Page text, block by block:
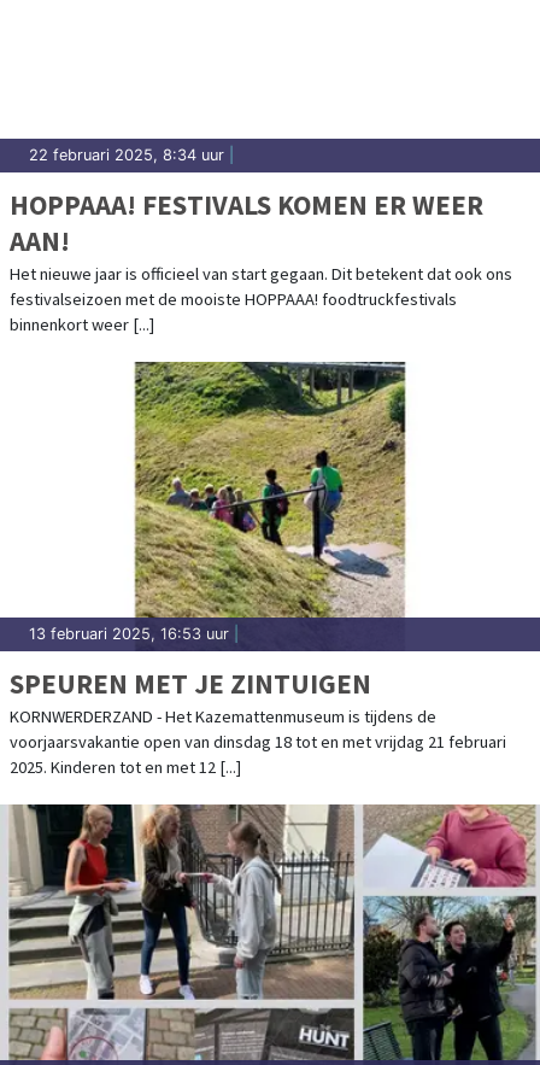
22 februari 2025, 8:34 uur
HOPPAAA! FESTIVALS KOMEN ER WEER
AAN!
Het nieuwe jaar is officieel van start gegaan. Dit betekent dat ook ons
festivalseizoen met de mooiste HOPPAAA! foodtruckfestivals
binnenkort weer [...]
13 februari 2025, 16:53 uur
SPEUREN MET JE ZINTUIGEN
KORNWERDERZAND - Het Kazemattenmuseum is tijdens de
voorjaarsvakantie open van dinsdag 18 tot en met vrijdag 21 februari
2025. Kinderen tot en met 12 [...]